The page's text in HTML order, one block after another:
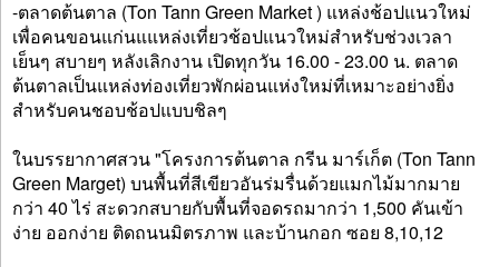
-ตลาดต้นตาล (Ton Tann Green Market ) แหล่งช้อปแนวใหม่
เพื่อคนขอนแก่นแแหล่งเที่ยวช้อปแนวใหม่สำหรับช่วงเวลา
เย็นๆ สบายๆ หลังเลิกงาน เปิดทุกวัน 16.00 - 23.00 น. ตลาด
ต้นตาลเป็นแหล่งท่องเที่ยวพักผ่อนแห่งใหม่ที่เหมาะอย่างยิ่ง
สำหรับคนชอบช้อปแบบชิลๆ
ในบรรยากาศสวน "โครงการต้นตาล กรีน มาร์เก็ต (Ton Tann
Green Marget) บนพื้นที่สีเขียวอันร่มรื่นด้วยแมกไม้มากมาย
กว่า 40 ไร่ สะดวกสบายกับพื้นที่จอดรถมากว่า 1,500 คันเข้า
ง่าย ออกง่าย ติดถนนมิตรภาพ และบ้านกอก ซอย 8,10,12